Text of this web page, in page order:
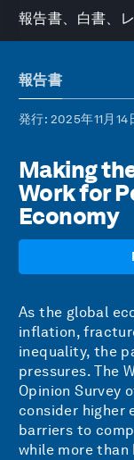
報告書、白書、
報告書
発行: 2025年11月14
Making
Work for
Economy
As the global
inflation,
inequality, the
pressures. The
Opinion Survey
consider higher
barriers to
while more